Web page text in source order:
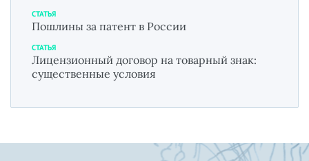
СТАТЬЯ
Пошлины за патент в России
СТАТЬЯ
Лицензионный договор на товарный знак:
существенные условия